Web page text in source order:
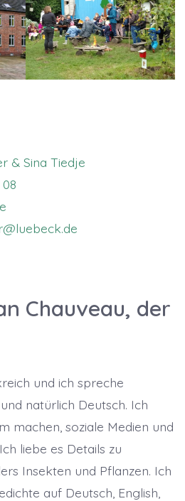
& Sina Tiedje
Chauveau, der
und ich spreche
natürlich Deutsch. Ich
machen, soziale Medien und
liebe es Details zu
Insekten und Pflanzen. Ich
auf Deutsch, English,